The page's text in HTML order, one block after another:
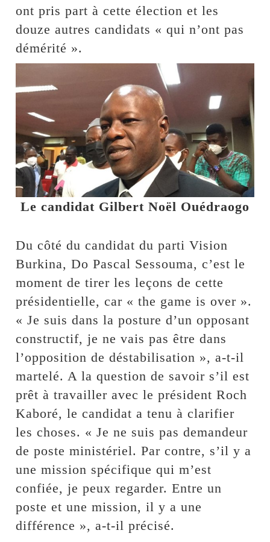
ont pris part à cette élection et les
douze autres candidats « qui n’ont pas
démérité ».
Le candidat Gilbert Noël Ouédraogo
Du côté du candidat du parti Vision
Burkina, Do Pascal Sessouma, c’est le
moment de tirer les leçons de cette
présidentielle, car « the game is over ».
« Je suis dans la posture d’un opposant
constructif, je ne vais pas être dans
l’opposition de déstabilisation », a-t-il
martelé. A la question de savoir s’il est
prêt à travailler avec le président Roch
Kaboré, le candidat a tenu à clarifier
les choses. « Je ne suis pas demandeur
de poste ministériel. Par contre, s’il y a
une mission spécifique qui m’est
confiée, je peux regarder. Entre un
poste et une mission, il y a une
différence », a-t-il précisé.